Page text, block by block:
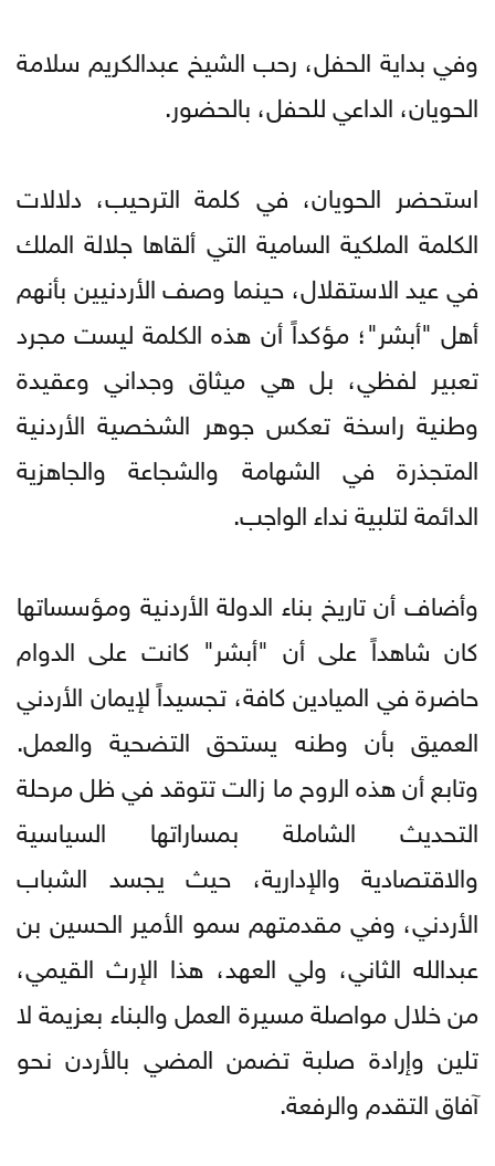
وفي بداية الحفل، رحب الشيخ عبدالكريم سلامة
الحويان، الداعي للحفل، بالحضور.
استحضر الحويان، في كلمة الترحيب، دلالات
الكلمة الملكية السامية التي ألقاها جلالة الملك
في عيد الاستقلال، حينما وصف الأردنيين بأنهم
أهل "أبشر"؛ مؤكداً أن هذه الكلمة ليست مجرد
تعبير لفظي، بل هي ميثاق وجداني وعقيدة
وطنية راسخة تعكس جوهر الشخصية الأردنية
المتجذرة في الشهامة والشجاعة والجاهزية
الدائمة لتلبية نداء الواجب.
وأضاف أن تاريخ بناء الدولة الأردنية ومؤسساتها
كان شاهداً على أن "أبشر" كانت على الدوام
حاضرة في الميادين كافة، تجسيداً لإيمان الأردني
العميق بأن وطنه يستحق التضحية والعمل.
وتابع أن هذه الروح ما زالت تتوقد في ظل مرحلة
التحديث الشاملة بمساراتها السياسية
والاقتصادية والإدارية، حيث يجسد الشباب
الأردني، وفي مقدمتهم سمو الأمير الحسين بن
عبدالله الثاني، ولي العهد، هذا الإرث القيمي،
من خلال مواصلة مسيرة العمل والبناء بعزيمة لا
تلين وإرادة صلبة تضمن المضي بالأردن نحو
آفاق التقدم والرفعة.